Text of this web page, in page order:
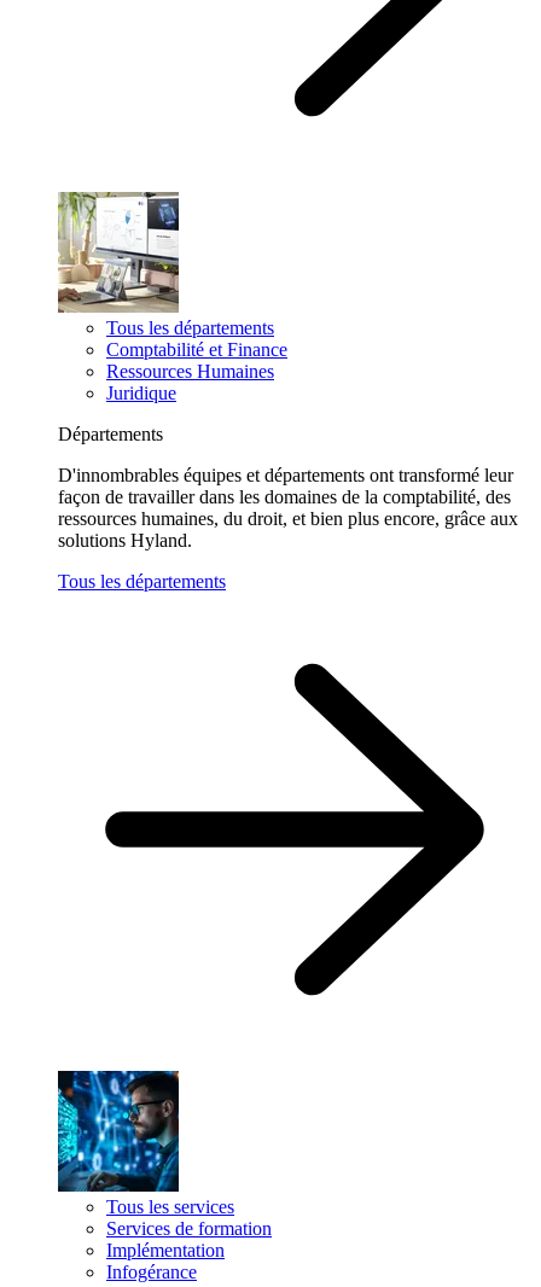
Tous les départements
Comptabilité et Finance
Ressources Humaines
Juridique
Départements
D'innombrables équipes et départements ont transformé leur
façon de travailler dans les domaines de la comptabilité, des
ressources humaines, du droit, et bien plus encore, grâce aux
solutions Hyland.
Tous les départements
Tous les services
Services de formation
Implémentation
Infogérance